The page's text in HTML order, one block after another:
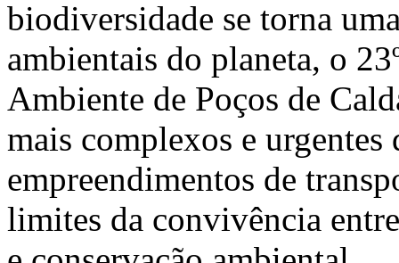
biodiversidade se torna
ambientais do planeta, o
Ambiente de Poços de
mais complexos e
empreendimentos de
limites da convivência